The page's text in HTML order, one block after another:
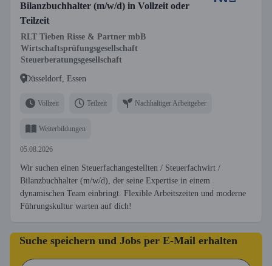
Bilanzbuchhalter (m/w/d) in Vollzeit oder
Teilzeit
RLT Tieben Risse & Partner mbB
Wirtschaftsprüfungsgesellschaft
Steuerberatungsgesellschaft
Düsseldorf, Essen
Vollzeit Teilzeit Nachhaltiger Arbeitgeber
Weiterbildungen
05.08.2026
Wir suchen einen Steuerfachangestellten / Steuerfachwirt /
Bilanzbuchhalter (m/w/d), der seine Expertise in einem
dynamischen Team einbringt. Flexible Arbeitszeiten und moderne
Führungskultur warten auf dich!
Suche speichern und Jobs per E-Mail erhalten